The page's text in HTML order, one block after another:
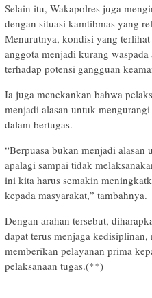
Selain itu, Wakapolres juga
dengan situasi kamtibmas yang
Menurutnya, kondisi yang
anggota menjadi kurang
terhadap potensi gangguan
Ia juga menekankan bahwa
menjadi alasan untuk
dalam bertugas.
“Berpuasa bukan menjadi
apalagi sampai tidak
ini kita harus semakin
kepada masyarakat,” tambahnya.
Dengan arahan tersebut,
dapat terus menjaga
memberikan pelayanan prima
pelaksanaan tugas.(**)